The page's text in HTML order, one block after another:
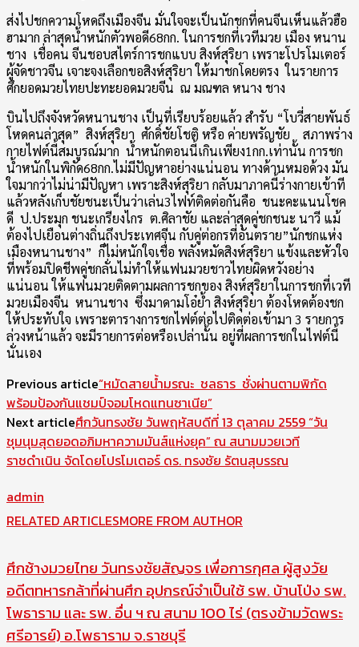
ส่งไปชกความโหดถึงเมืองจีน มั่นใจจะเป็นนักชกที่คนจีนเห็นแล้วฮือ
ฮามาก ล่าสุดน้ำหนักตัวพอดี68กก. ในการชกที่เวทีมวย เมือง หนาน
ชาง เชื่อคน จีนชอบสไตร์การชกแบบ สิงห์สุริยา เพราะโปรโมเตอร์
ผู้จัดชาวจีน เจาะจงเลือกขอสิงห์สุริยา ให้มาชกโดยตรง ในรายการ
ศึกยอดมวยไทยปะทะยอดมวยจีน ณ มณฑล หนาง ชาง
บินไปถึงจังหวัดหนานชาง เป็นที่เรียบร้อยแล้ว สำรับ “โบวี่สายพันธ์
โหดคนล่าสุด” สิงห์สุริยา ศักดิ์ชัยโชติ หรือ ค่ายพรัญชัย สภาพร่าง
กายไฟต์นี้สมบูรณ์มาก น้ำหนักตอนนี้เกินเพียง1กก.เท่านั้น การชก
น้ำหนักในพิกัด68กก.ไม่มีปัญหาอย่างแน่นอน ทางด้านหมอด้วง มัน
ใจมากว่าไม่น่ามีปัญหา เพราะสิงห์สุริยา กลับมาภาคนี้ร่างกายเข้าที
แล้วหลังเก็บชัยชนะเป็นว่าเล่น3ไฟท์ติดต่อกันคือ ชนะคะแนนโชค
ดี ป.ประมุก ชนะเกรียงไกร ต.ศิลาชัย และล่าสุดคู่ชกชนะ นาวี แม้
ต้องไปเยือนต่างถิ่นถึงประเทศจีน กับคู่ต่อกรที่อันตราย”นักชกแห่ง
เมืองหนานชาง” ก็ไม่หนักใจเชื่อ พลังหมัดสิงห์สุริยา แข้งและหัวใจ
ที่พร้อมปิดชีพคู่ชกลั่นไม่ทำให้แฟนมวยชาวไทยผิดหวังอย่าง
แน่นอน ให้แฟนมวยติดตามผลการชกของ สิงห์สุริยาในการชกที่เวที
มวยเมืองจีน หนานชาง ซึ่งมาดามโอ๋ย้ำ สิงห์สุริยา ต้องโหดต้องชก
ให้ประทับใจ เพราะตารางการชกไฟต์ต่อไปติดต่อเข้ามา 3 รายการ
ล่วงหน้าแล้ว จะมีรายการต่อหรือเปล่านั้น อยู่ที่ผลการชกในไฟต์นี้
นั่นเอง
Previous article“หมัดสายน้ำมรณะ ชลธาร ชั่งผ่านตามพิกัด
พร้อมป้องกันแชมป์จอมโหดแทนซาเนีย”
Next articleศึกวันทรงชัย วันพฤหัสบดีที่ 13 ตุลาคม 2559 “วัน
ชุมนุมสุดยอดอภิมหาความมันส์แห่งยุค” ณ สนามมวยเวที
ราชดำเนิน จัดโดยโปรโมเตอร์ ดร. ทรงชัย รัตนสุบรรณ
admin
RELATED ARTICLESMORE FROM AUTHOR
ศึกช้างมวยไทย วันทรงชัยสัญจร เพื่อการกุศล ผู้สูงวัย
อดีตทหารกล้าที่ผ่านศึก อุปกรณ์จำเป็นใช้ รพ. บ้านโป่ง รพ.
โพธาราม และ รพ. อื่น ฯ ณ สนาม 100 ไร่ (ตรงข้ามวัดพระ
ศรีอารย์) อ.โพธาราม จ.ราชบุรี